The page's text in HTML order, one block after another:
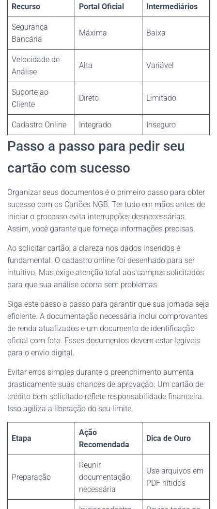
Recurso Portal Oficial Intermediários
Segurança
Bancária
Máxima Baixa
Velocidade de
Análise
Alta Variável
Suporte ao
Cliente
Direto Limitado
Cadastro Online Integrado Inseguro
Passo a passo para pedir seu
cartão com sucesso
Organizar seus documentos é o primeiro passo para obter
sucesso com os Cartões NGB. Ter tudo em mãos antes de
iniciar o processo evita interrupções desnecessárias.
Assim, você garante que forneça informações precisas.
Ao solicitar cartão, a clareza nos dados inseridos é
fundamental. O cadastro online foi desenhado para ser
intuitivo. Mas exige atenção total aos campos solicitados
para que sua análise ocorra sem problemas.
Siga este passo a passo para garantir que sua jornada seja
eficiente. A documentação necessária inclui comprovantes
de renda atualizados e um documento de identificação
oficial com foto. Esses documentos devem estar legíveis
para o envio digital.
Evitar erros simples durante o preenchimento aumenta
drasticamente suas chances de aprovação. Um cartão de
crédito bem solicitado reflete responsabilidade financeira.
Isso agiliza a liberação do seu limite.
Etapa
Ação
Recomendada
Dica de Ouro
Preparação
Reunir
documentação
necessária
Use arquivos em
PDF nítidos